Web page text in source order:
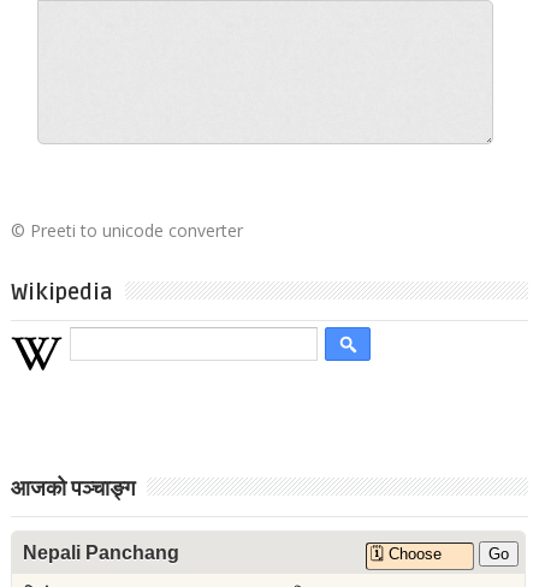
© Preeti to unicode converter
Wikipedia
आजको पञ्चाङ्ग